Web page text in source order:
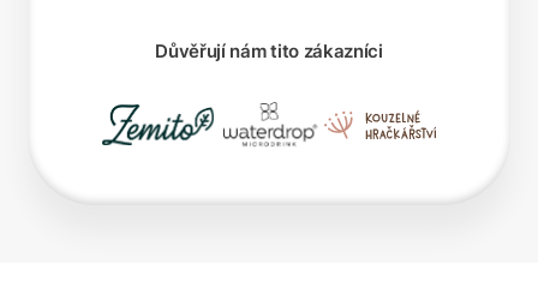
Důvěřují nám tito zákazníci